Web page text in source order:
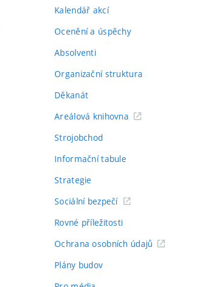
Kalendář akcí
Ocenění a úspěchy
Absolventi
Organizační struktura
Děkanát
Areálová knihovna
Strojobchod
Informační tabule
Strategie
Sociální bezpečí
Rovné příležitosti
Ochrana osobních údajů
Plány budov